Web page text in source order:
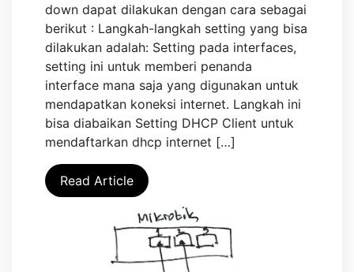
down dapat dilakukan dengan cara sebagai
berikut : Langkah-langkah setting yang bisa
dilakukan adalah: Setting pada interfaces,
setting ini untuk memberi penanda
interface mana saja yang digunakan untuk
mendapatkan koneksi internet. Langkah ini
bisa diabaikan Setting DHCP Client untuk
mendaftarkan dhcp internet […]
Read Article